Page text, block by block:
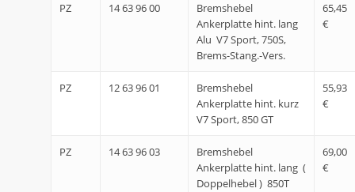
PZ 14 63 96 00
Bremshebel
Ankerplatte hint. lang
Alu V7 Sport, 750S,
Brems-Stang.-Vers.
65,45
€
PZ 12 63 96 01
Bremshebel
Ankerplatte hint. kurz
V7 Sport, 850 GT
55,93
€
PZ 14 63 96 03
Bremshebel
Ankerplatte hint. lang (
Doppelhebel ) 850T
69,00
€